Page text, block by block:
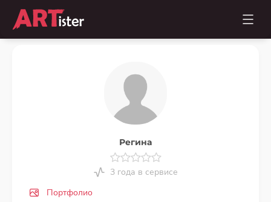
Регина
3 года в сервисе
Портфолио